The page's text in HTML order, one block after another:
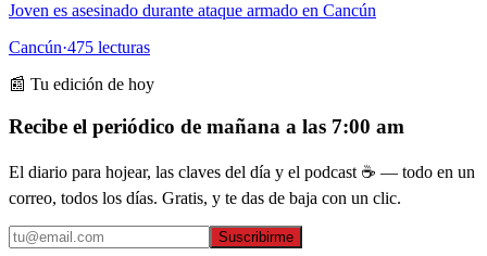
Joven es asesinado durante ataque armado en Cancún
Cancún·475 lecturas
📰 Tu edición de hoy
Recibe el periódico de mañana a las 7:00 am
El diario para hojear, las claves del día y el podcast ☕ — todo en un
correo, todos los días. Gratis, y te das de baja con un clic.
Suscribirme